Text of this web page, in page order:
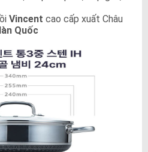
Vincent cao cấp xuất Châu
Quốc